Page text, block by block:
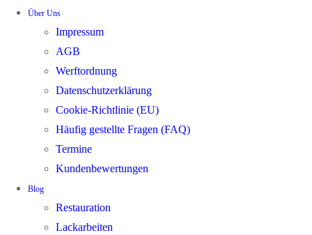
Über Uns
Impressum
AGB
Werftordnung
Datenschutzerklärung
Cookie-Richtlinie (EU)
Häufig gestellte Fragen (FAQ)
Termine
Kundenbewertungen
Blog
Restauration
Lackarbeiten